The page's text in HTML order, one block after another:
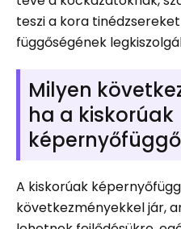
teszi a kora
függőségének
Milyen
ha a kiskorúak
A kiskorúak
következményekkel jár,